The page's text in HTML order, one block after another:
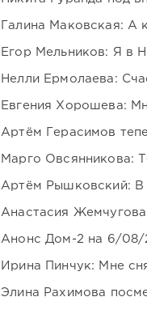
Галина Маковская: А
Егор Мельников: Я в
Нелли Ермолаева:
Евгения Хорошева:
Артём Герасимов
Марго Овсянникова:
Артём Рышковский: В
Анастасия
Анонс Дом-2 на 6/08/
Ирина Пинчук: Мне
Элина Рахимова